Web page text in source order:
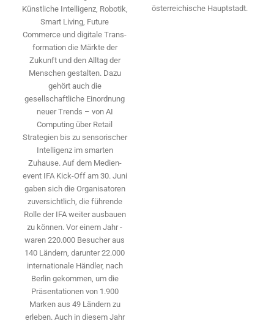
Künstliche Intelligenz, Robotik,
Smart Living, Future
Commerce und digitale Trans­
formation die Märkte der
Zukunft und den Alltag der
Menschen gestalten. Dazu
gehört auch die
gesellschaftliche Einordnung
neuer Trends – von AI
Computing über Retail
Strategien bis zu sensorischer
Intelligenz im smarten
Zuhause. Auf dem Medien­
event IFA Kick-Off am 30. Juni
gaben sich die Organisatoren
zuversichtlich, die führende
Rolle der IFA weiter ausbauen
zu können. Vor einem Jahr ­
waren 220.000 Besucher aus
140 ­Ländern, ­darunter 22.000
internationale Händler, nach
Berlin gekommen, um die
Präsen­tationen von 1.900
Marken aus 49 Ländern zu
erleben. Auch in diesem Jahr
österreichische Hauptstadt.